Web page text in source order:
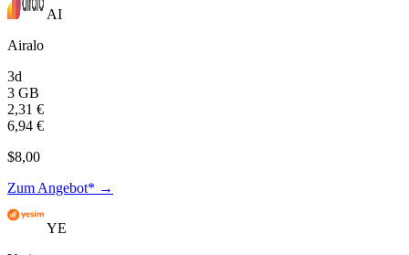
AI
Airalo
3d
3 GB
2,31 €
6,94 €
$8,00
Zum Angebot* →
YE